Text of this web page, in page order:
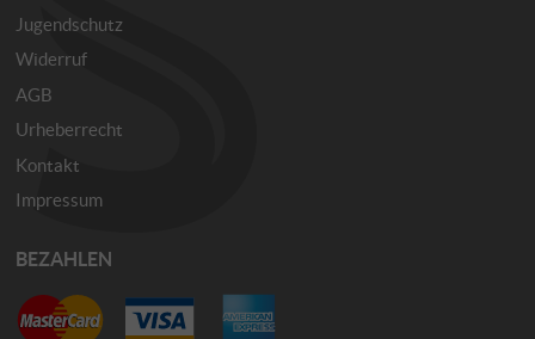
Jugendschutz
Widerruf
AGB
Urheberrecht
Kontakt
Impressum
BEZAHLEN